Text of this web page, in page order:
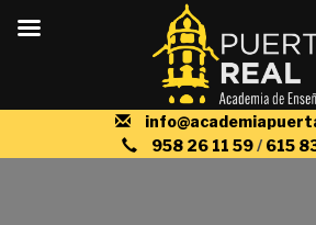
958 26 11 59/ 615